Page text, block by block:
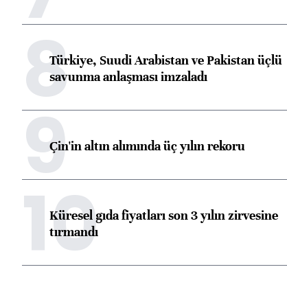
8Türkiye, Suudi Arabistan ve Pakistan üçlü
savunma anlaşması imzaladı
9Çin'in altın alımında üç yılın rekoru
10
Küresel gıda fiyatları son 3 yılın zirvesine
tırmandı